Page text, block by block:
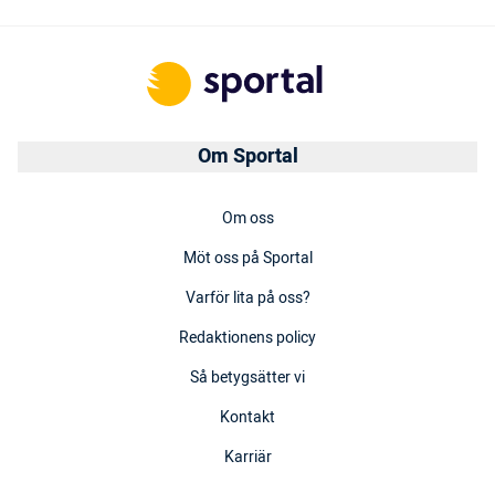
Om Sportal
Om oss
Möt oss på Sportal
Varför lita på oss?
Redaktionens policy
Så betygsätter vi
Kontakt
Karriär